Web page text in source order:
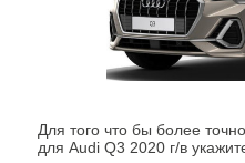
Для того что бы более
для Audi Q3 2020 г/в